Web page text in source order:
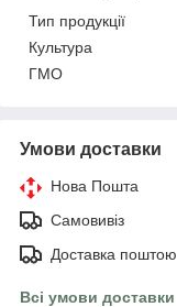
Тип продукції
Культура
ГМО
Умови доставки
Нова Пошта
Самовивіз
Доставка поштою
Всі умови доставки